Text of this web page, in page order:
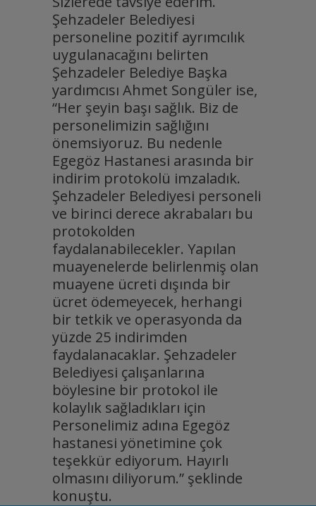
Şehzadeler Belediyesi
personeline pozitif ayrımcılık
uygulanacağını belirten
Şehzadeler Belediye Başka
yardımcısı Ahmet Songüler ise,
“Her şeyin başı sağlık. Biz de
personelimizin sağlığını
önemsiyoruz. Bu nedenle
Egegöz Hastanesi arasında bir
indirim protokolü imzaladık.
Şehzadeler Belediyesi personeli
ve birinci derece akrabaları bu
protokolden
faydalanabilecekler. Yapılan
muayenelerde belirlenmiş olan
muayene ücreti dışında bir
ücret ödemeyecek, herhangi
bir tetkik ve operasyonda da
yüzde 25 indirimden
faydalanacaklar. Şehzadeler
Belediyesi çalışanlarına
böylesine bir protokol ile
kolaylık sağladıkları için
Personelimiz adına Egegöz
hastanesi yönetimine çok
teşekkür ediyorum. Hayırlı
olmasını diliyorum.” şeklinde
konuştu.